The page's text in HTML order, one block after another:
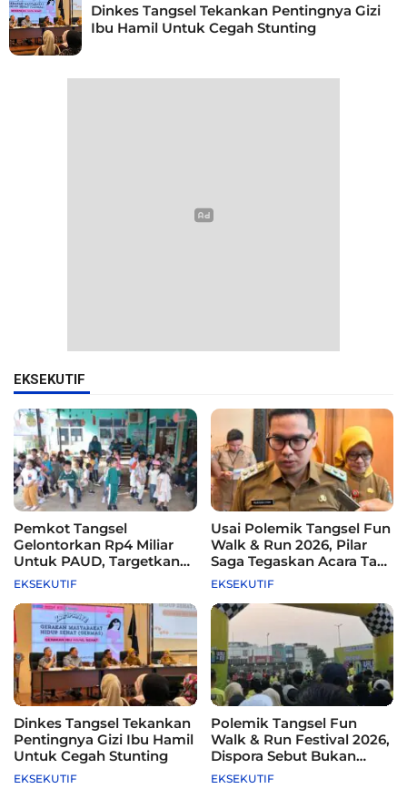
Dinkes Tangsel Tekankan Pentingnya Gizi
Ibu Hamil Untuk Cegah Stunting
EKSEKUTIF
Pemkot Tangsel
Gelontorkan Rp4 Miliar
Untuk PAUD, Targetkan
115 Sekolah
EKSEKUTIF
Usai Polemik Tangsel Fun
Walk & Run 2026, Pilar
Saga Tegaskan Acara Tak
Difasilitasi Pemkot
EKSEKUTIF
Dinkes Tangsel Tekankan
Pentingnya Gizi Ibu Hamil
Untuk Cegah Stunting
EKSEKUTIF
Polemik Tangsel Fun
Walk & Run Festival 2026,
Dispora Sebut Bukan
Agenda Pemkot
EKSEKUTIF